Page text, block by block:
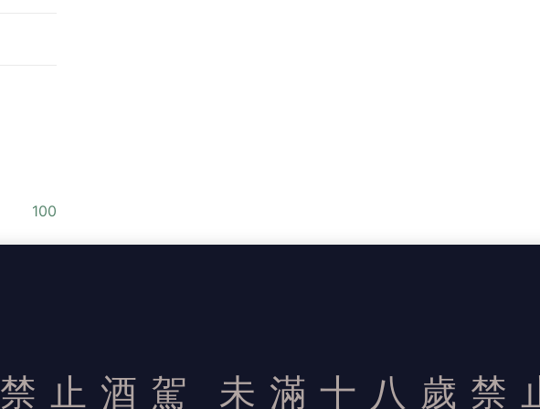
100
禁止酒駕 未滿十八歲禁